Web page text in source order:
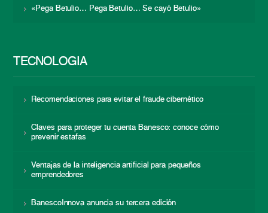
«Pega Betulio… Pega Betulio… Se cayó Betulio»
TECNOLOGÍA
Recomendaciones para evitar el fraude cibernético
Claves para proteger tu cuenta Banesco: conoce cómo
prevenir estafas
Ventajas de la inteligencia artificial para pequeños
emprendedores
BanescoInnova anuncia su tercera edición